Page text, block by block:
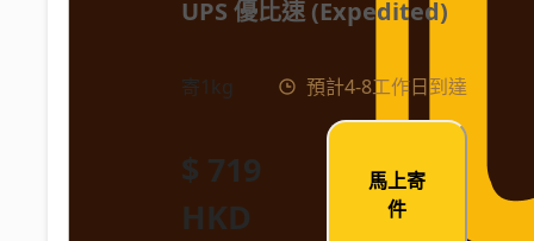
UPS 優比速 (Expedited)
寄1kg 預計4-8工作日到達
$ 719
HKD
馬上寄
件